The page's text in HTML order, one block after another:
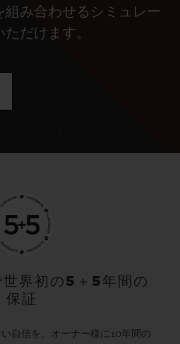
み合わせるシミュレー
だけます。
世界初の5＋5年間の
保証
自信を。オーナー様に10年間の